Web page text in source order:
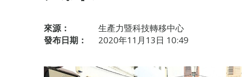
來源：
生產力暨科技轉移中心
發布日期：
2020年11月13日 10:49